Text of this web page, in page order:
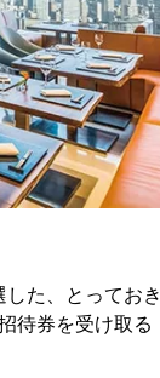
た、とっておき
待券を受け取る